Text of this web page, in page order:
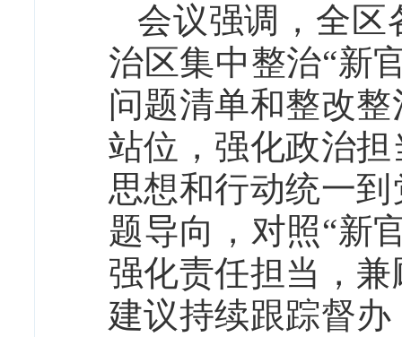
会议强调，全区
治区集中整治“新
问题清单和整改
站位，强化政治
思想和行动统一
题导向，对照“新
强化责任担当，
建议持续跟踪督